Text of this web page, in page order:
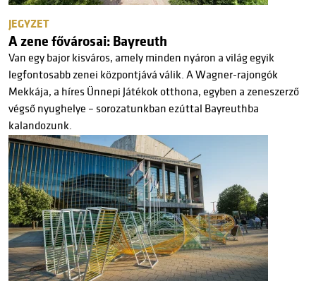
JEGYZET
A zene fővárosai: Bayreuth
Van egy bajor kisváros, amely minden nyáron a világ egyik
legfontosabb zenei központjává válik. A Wagner-rajongók
Mekkája, a híres Ünnepi Játékok otthona, egyben a zeneszerző
végső nyughelye – sorozatunkban ezúttal Bayreuthba
kalandozunk.